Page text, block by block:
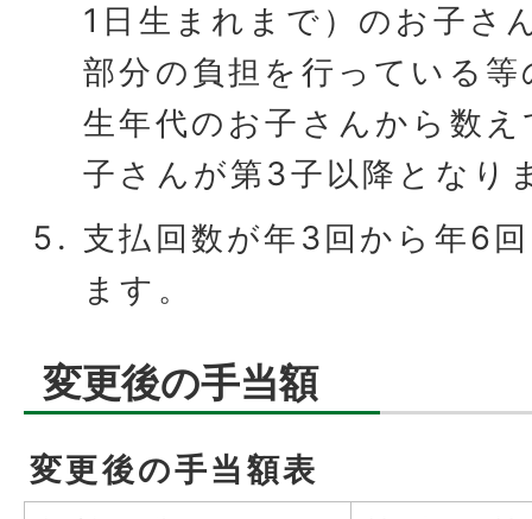
1日生まれまで）のお子さ
部分の負担を行っている
生年代のお子さんから数
子さんが第3子以降となり
支払回数が年3回から年6
ます。
変更後の手当額
変更後の手当額表